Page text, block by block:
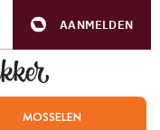
AANMELDEN
MOSSELEN